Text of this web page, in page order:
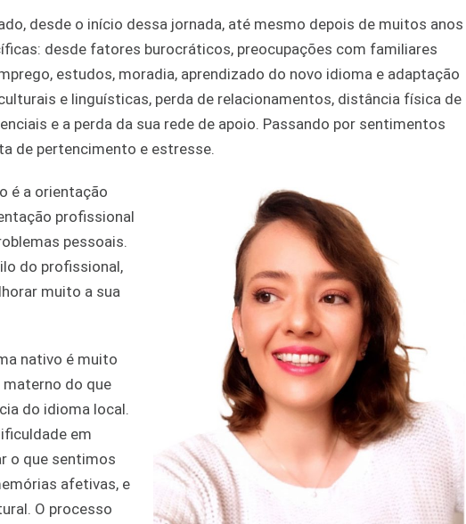
desde o início dessa jornada, até mesmo depois de muitos anos
desde fatores burocráticos, preocupações com familiares
estudos, moradia, aprendizado do novo idioma e adaptação
e linguísticas, perda de relacionamentos, distância física de
e a perda da sua rede de apoio. Passando por sentimentos
de pertencimento e estresse.
é a orientação
profissional
pessoais.
do profissional,
muito a sua
nativo é muito
do que
do idioma local.
em
o que sentimos
afetivas, e
O processo